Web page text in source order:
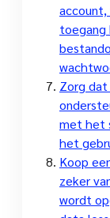
account,
toegang
Zorg
met het
het
Koop
zeker
wordt